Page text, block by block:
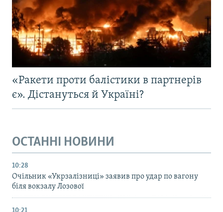
«Ракети проти балістики в партнерів
є». Дістануться й Україні?
ОСТАННІ НОВИНИ
10:28
Очільник «Укрзалізниці» заявив про удар по вагону
біля вокзалу Лозової